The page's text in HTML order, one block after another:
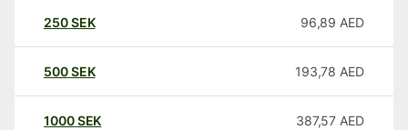
250SEK 96,89 AED
500SEK 193,78 AED
1000SEK 387,57 AED